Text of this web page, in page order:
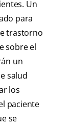
Un
para
trastorno
sobre el
un
salud
los
paciente
se